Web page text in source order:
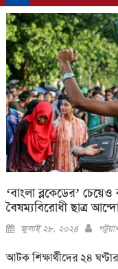
‘বাংলা ব্লকেডের’
বৈষম্যবিরোধী ছাত্র
Posted
জুলাই ২৮, ২০২৪
আটক শিক্ষার্থীদের ২৪